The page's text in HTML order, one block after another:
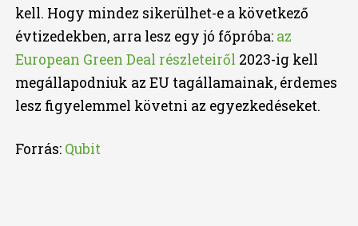
kell. Hogy mindez sikerülhet-e a következő
évtizedekben, arra lesz egy jó főpróba: az
European Green Deal részleteiről 2023-ig kell
megállapodniuk az EU tagállamainak, érdemes
lesz figyelemmel követni az egyezkedéseket.
Forrás: Qubit